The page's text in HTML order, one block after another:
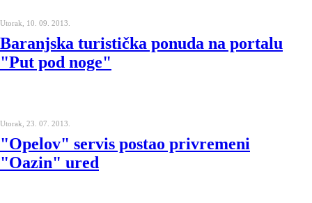
Utorak, 10. 09. 2013.
Baranjska turistička ponuda na portalu
"Put pod noge"
Utorak, 23. 07. 2013.
"Opelov" servis postao privremeni
"Oazin" ured